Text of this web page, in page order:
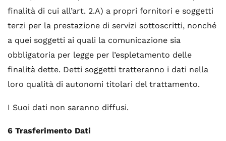
finalità di cui all’art. 2.A) a propri fornitori e soggetti
terzi per la prestazione di servizi sottoscritti, nonché
a quei soggetti ai quali la comunicazione sia
obbligatoria per legge per l’espletamento delle
finalità dette. Detti soggetti tratteranno i dati nella
loro qualità di autonomi titolari del trattamento.
I Suoi dati non saranno diffusi.
6 Trasferimento Dati